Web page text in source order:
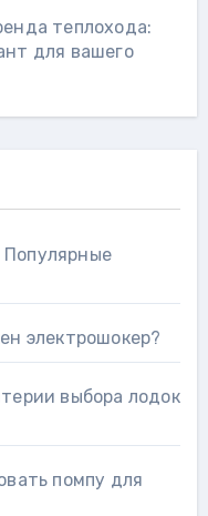
теплохода:
для вашего
Популярные
электрошокер?
выбора лодок
помпу для